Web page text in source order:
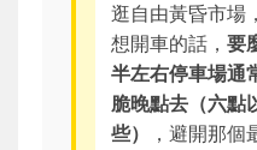
逛自由黃昏市場
想開車的話， 要
半左右停車場通
脆晚點去（六點
些）
，避開那